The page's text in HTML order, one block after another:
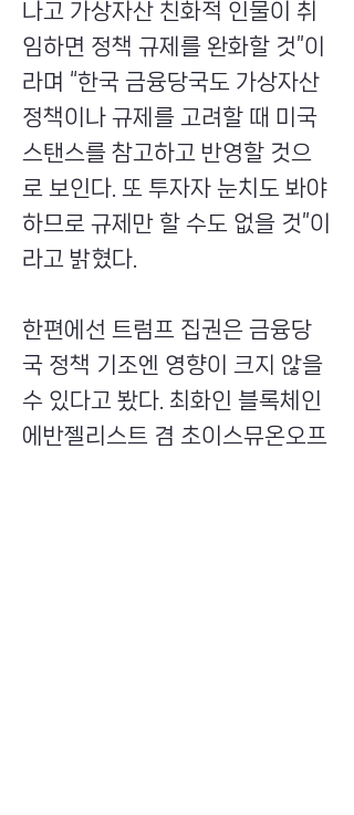
나고 가상자산 친화적 인물이 취
임하면 정책 규제를 완화할 것”이
라며 “한국 금융당국도 가상자산
정책이나 규제를 고려할 때 미국
스탠스를 참고하고 반영할 것으
로 보인다. 또 투자자 눈치도 봐야
하므로 규제만 할 수도 없을 것”이
라고 밝혔다.
한편에선 트럼프 집권은 금융당
국 정책 기조엔 영향이 크지 않을
수 있다고 봤다. 최화인 블록체인
에반젤리스트 겸 초이스뮤온오프